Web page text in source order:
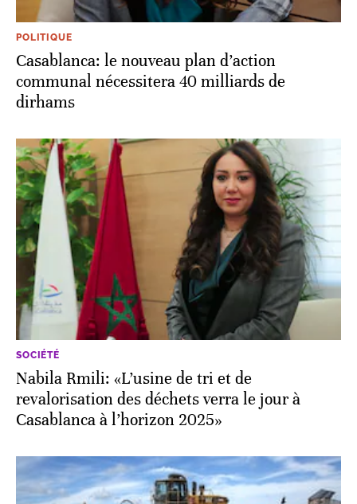
POLITIQUE
Casablanca: le nouveau plan d’action
communal nécessitera 40 milliards de
dirhams
SOCIÉTÉ
Nabila Rmili: «L’usine de tri et de
revalorisation des déchets verra le jour à
Casablanca à l’horizon 2025»